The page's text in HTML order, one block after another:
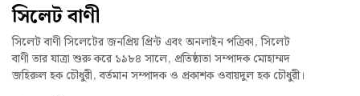
সিলেট বাণী
সিলেট বাণী সিলেটের জনপ্রিয় প্রিন্ট এবং অনলাইন পত্রিকা, সিলেট
বাণী তার যাত্রা শুরু করে ১৯৮৪ সালে, প্রতিষ্ঠাতা সম্পাদক মোহাম্মদ
জহিরুল হক চৌধুরী, বর্তমান সম্পাদক ও প্রকাশক ওবায়দুল হক চৌধুরী।